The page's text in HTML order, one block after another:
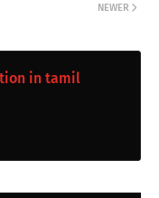
NEWER
in tamil